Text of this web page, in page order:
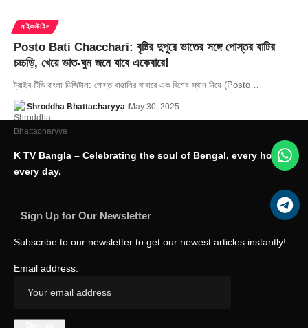
লাইফস্টাইল
Posto Bati Chacchari: বৃষ্টির দুপুরে ভাতের সঙ্গে পোস্তর বাটির
চচ্চড়ি, খেয়ে ভাত-ঘুম জমে যাবে একেবারে!
ট্রাইব টিভি বাংলা ডিজিটাল: পোস্ত বাঙালির খাবারে এক বিশেষ স্থান নিয়ে (Posto…
Shroddha Bhattacharyya May 30, 2025
K TV Bangla – Celebrating the soul of Bengal, every hour,
every day.
Sign Up for Our Newsletter
Subscribe to our newsletter to get our newest articles instantly!
Email address: